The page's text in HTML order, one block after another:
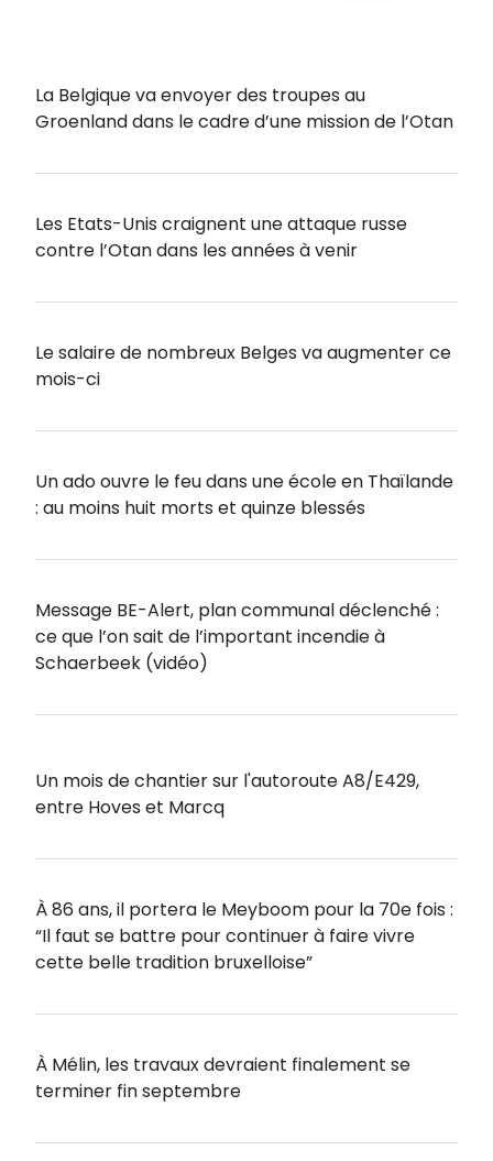
La Belgique va envoyer des troupes au
Groenland dans le cadre d’une mission de l’Otan
Les Etats-Unis craignent une attaque russe
contre l’Otan dans les années à venir
Le salaire de nombreux Belges va augmenter ce
mois-ci
Un ado ouvre le feu dans une école en Thaïlande
: au moins huit morts et quinze blessés
Message BE-Alert, plan communal déclenché :
ce que l’on sait de l’important incendie à
Schaerbeek (vidéo)
Un mois de chantier sur l'autoroute A8/E429,
entre Hoves et Marcq
À 86 ans, il portera le Meyboom pour la 70e fois :
“Il faut se battre pour continuer à faire vivre
cette belle tradition bruxelloise”
À Mélin, les travaux devraient finalement se
terminer fin septembre